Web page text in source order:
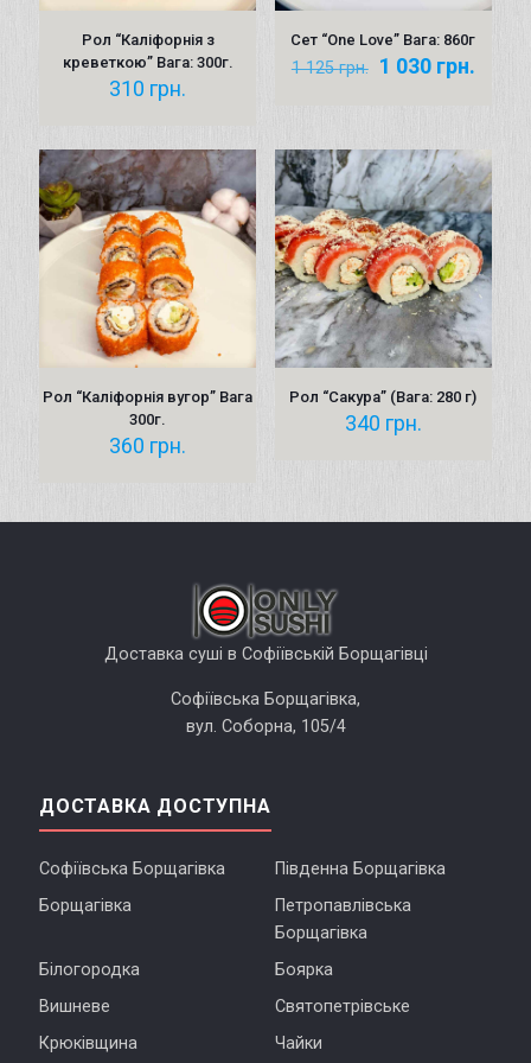
Рол “Каліфорнія з
креветкою” Вага: 300г.
310 грн.
Сет “One Love” Вага: 860г
1 125грн. Оригінальна
1 030 грн.
Рол “Каліфорнія вугор” Вага
300г.
360 грн.
Рол “Сакура” (Вага: 280 г)
340 грн.
Доставка суші в Софіївській Борщагівці
Софіївська Борщагівка,
вул. Соборна, 105/4
ДОСТАВКА ДОСТУПНА
Софіївська Борщагівка
Південна Борщагівка
Борщагівка
Петропавлівська
Борщагівка
Білогородка
Боярка
Вишневе
Святопетрівське
Крюківщина
Чайки